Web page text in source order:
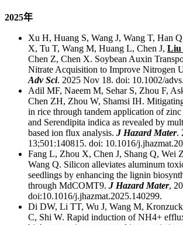
2025年
Xu H, Huang S, Wang J, Wang T, Han
X, Tu T, Wang M, Huang L, Chen J, Liu
Chen Z, Chen X. Soybean Auxin
Nitrate Acquisition to Improve Nitrogen
Adv Sci. 2025 Nov 18. doi: 10.1002/
Adil MF, Naeem M, Sehar S, Zhou F,
Chen ZH, Zhou W, Shamsi IH.
in rice through tandem application of
and Serendipita indica as revealed by
based ion flux analysis. J Hazard Mater.
13;501:140815. doi: 10.1016/
Fang L, Zhou X, Chen J, Shang Q, Wei
Wang Q. Silicon alleviates aluminum
seedlings by enhancing the lignin
through MdCOMT9. J Hazard Mater,
doi:10.1016/j.jhazmat.2025.140299.
Di DW, Li TT, Wu J, Wang M,
C, Shi W. Rapid induction of NH4+